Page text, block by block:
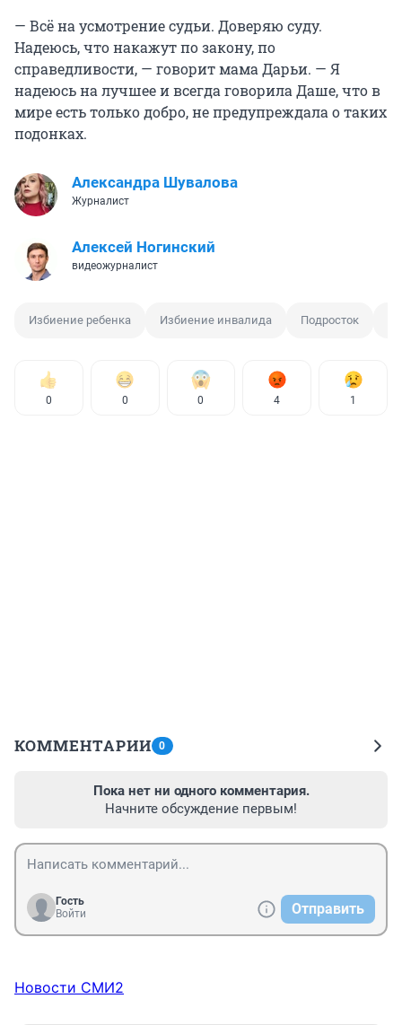
— Всё на усмотрение судьи. Доверяю суду.
Надеюсь, что накажут по закону, по
справедливости, — говорит мама Дарьи. — Я
надеюсь на лучшее и всегда говорила Даше, что в
мире есть только добро, не предупреждала о таких
подонках.
Александра Шувалова
Журналист
Алексей Ногинский
видеожурналист
Избиение ребенка Избиение инвалида Подросток
0 0 0 4 1
КОММЕНТАРИИ 0
Пока нет ни одного комментария.
Начните обсуждение первым!
Гость
Войти
Отправить
Новости СМИ2